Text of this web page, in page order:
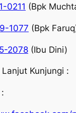
0211 (Bpk
1077 (Bpk
2078 (Ibu Dini)
Kunjungi :